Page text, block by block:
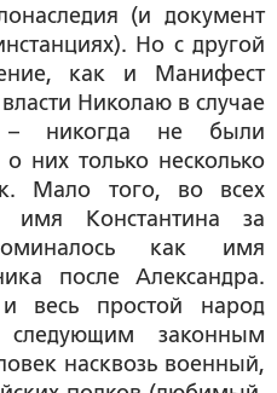
(и документ
Но с другой
как и Манифест
Николаю в случае
– никогда не были
них только несколько
Мало того, во всех
имя Константина за
как имя
после Александра.
и весь простой народ
следующим законным
насквозь военный,